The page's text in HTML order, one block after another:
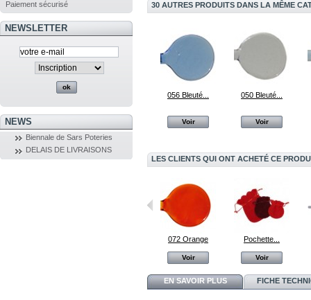
Paiement sécurisé
NEWSLETTER
NEWS
Biennale de Sars Poteries
DELAIS DE LIVRAISONS
30 AUTRES PRODUITS DANS LA MÊME
056 Bleuté...
Voir
050 Bleuté...
Voir
LES CLIENTS QUI ONT ACHETÉ CE
072 Orange
Voir
Pochette...
Voir
EN SAVOIR PLUS FICHE